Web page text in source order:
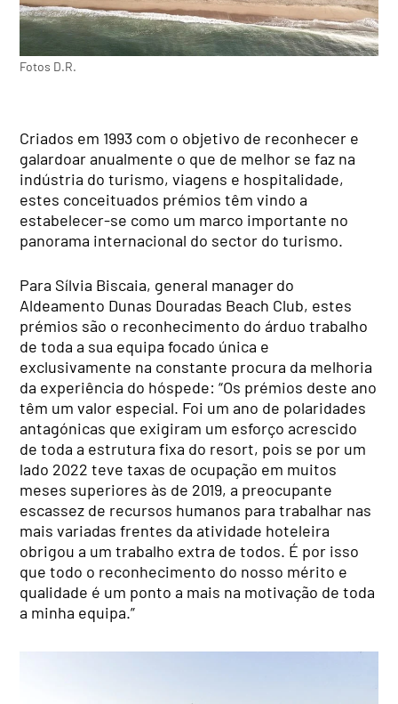
Fotos D.R.
Criados em 1993 com o objetivo de reconhecer e
galardoar anualmente o que de melhor se faz na
indústria do turismo, viagens e hospitalidade,
estes conceituados prémios têm vindo a
estabelecer-se como um marco importante no
panorama internacional do sector do turismo.
Para Sílvia Biscaia, general managerdo
Aldeamento Dunas Douradas Beach Club, estes
prémios são o reconhecimento do árduo trabalho
de toda a sua equipa focado única e
exclusivamente na constante procura da melhoria
da experiência do hóspede: “Os prémios deste ano
têm um valor especial. Foi um ano de polaridades
antagónicas que exigiram um esforço acrescido
de toda a estrutura fixa do resort, pois se por um
lado 2022 teve taxas de ocupação em muitos
meses superiores às de 2019, a preocupante
escassez de recursos humanos para trabalhar nas
mais variadas frentes da atividade hoteleira
obrigou a um trabalho extra de todos. É por isso
que todo o reconhecimento do nosso mérito e
qualidade é um ponto a mais na motivação de toda
a minha equipa.”